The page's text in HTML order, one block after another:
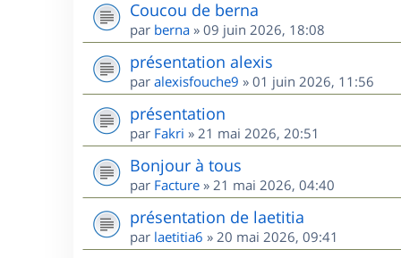
Coucou de berna
par berna » 09 juin 2026, 18:08
présentation alexis
par alexisfouche9 » 01 juin 2026, 11:56
présentation
par Fakri » 21 mai 2026, 20:51
Bonjour à tous
par Facture » 21 mai 2026, 04:40
présentation de laetitia
par laetitia6 » 20 mai 2026, 09:41